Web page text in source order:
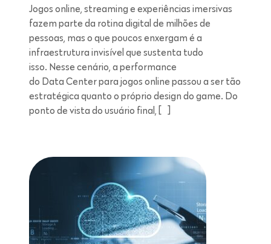
Jogos online, streaming e experiências imersivas
fazem parte da rotina digital de milhões de
pessoas, mas o que poucos enxergam é a
infraestrutura invisível que sustenta tudo
isso. Nesse cenário, a performance
do Data Center para jogos online passou a ser tão
estratégica quanto o próprio design do game. Do
ponto de vista do usuário final, […]